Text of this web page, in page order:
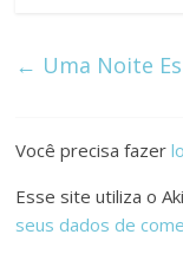
← Uma Noite
Você precisa fazer
Esse site utiliza o
seus dados de